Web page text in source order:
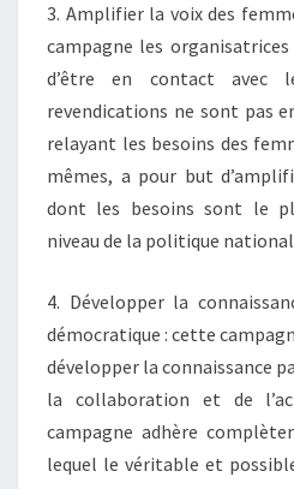
3. Amplifier la voix des
campagne les
d’être en contact avec
revendications ne sont pas
relayant les besoins des
mêmes, a pour but
dont les besoins sont le
niveau de la politique
4. Développer la
démocratique : cette
développer la connaissance
la collaboration et de
campagne adhère
lequel le véritable et